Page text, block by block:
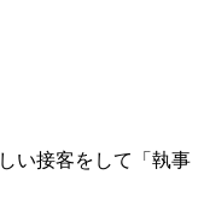
い接客をして「執事